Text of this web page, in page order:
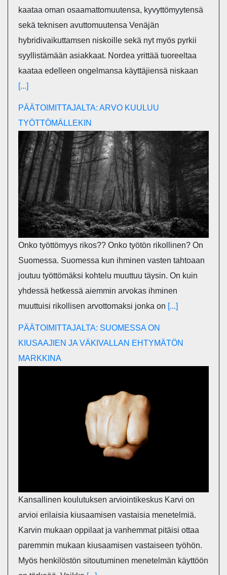
kaataa oman osaamattomuutensa, kyvyttömyytensä
sekä teknisen avuttomuutensa Venäjän
hybridivaikuttamsen niskoille sekä nyt myös pyrkii
syyllistämään asiakkaat. Nordea yrittää tuoreeltaa
kaataa edelleen ongelmansa käyttäjiensä niskaan
[...]
PÄÄTOIMITTAJALTA: ARVO KUULUU
TYÖTTÖMÄLLEKIN
Onko työttömyys rikos?? Onko työtön rikollinen? On
Suomessa. Suomessa kun ihminen vasten tahtoaan
joutuu työttömäksi kohtelu muuttuu täysin. On kuin
yhdessä hetkessä aiemmin arvokas ihminen
muuttuisi rikollisen arvottomaksi jonka on [...]
PÄÄTOIMITTAJALTA: SUOMESSA ON
KIUSAAJIEN JA VÄKIVALLAN EHTYMÄTÖN
MARKKINA
Kansallinen koulutuksen arviointikeskus Karvi on
arvioi erilaisia kiusaamisen vastaisia menetelmiä.
Karvin mukaan oppilaat ja vanhemmat pitäisi ottaa
paremmin mukaan kiusaamisen vastaiseen työhön.
Myös henkilöstön sitoutuminen menetelmän käyttöön